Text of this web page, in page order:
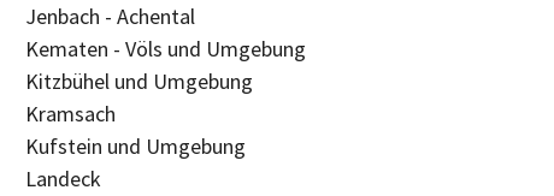
Jenbach - Achental
Kematen - Völs und Umgebung
Kitzbühel und Umgebung
Kramsach
Kufstein und Umgebung
Landeck